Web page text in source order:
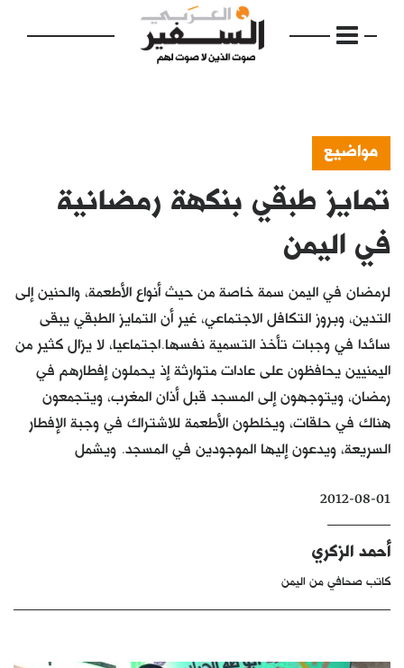
الرئيسية
مواضيع
إفتتاحية
فكرة
دفاتر
بالصورة
كتّابنا
الأرشيف
مواضيع
تمايز طبقي بنكهة رمضانية
في اليمن
لرمضان في اليمن سمة خاصة من حيث أنواع الأطعمة، والحنين إلى
التدين، وبروز التكافل الاجتماعي، غير أن التمايز الطبقي يبقى
سائدا في وجبات تأخذ التسمية نفسها.اجتماعيا، لا يزال كثير من
اليمنيين يحافظون على عادات متوارثة إذ يحملون إفطارهم في
رمضان، ويتوجهون إلى المسجد قبل أذان المغرب، ويتجمعون
هناك في حلقات، ويخلطون الأطعمة للاشتراك في وجبة الإفطار
السريعة، ويدعون إليها الموجودين في المسجد. ويشمل
2012-08-01
أحمد الزكري
كاتب صحافي من اليمن